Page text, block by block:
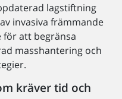
lagstiftning
invasiva främmande
att begränsa
masshantering och
kräver tid och